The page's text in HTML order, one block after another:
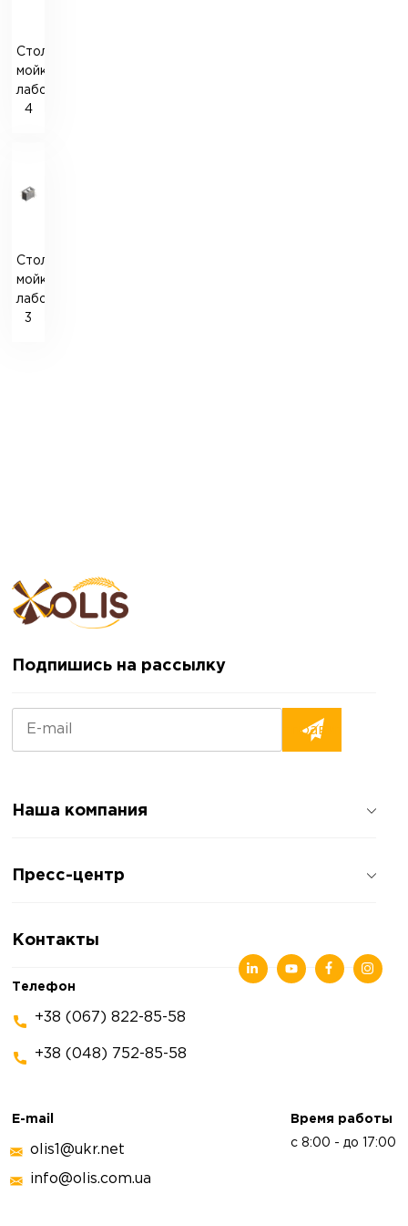
Стол-
мойка
лабораторная
4
Стол-
мойка
лабораторная
3
Подпишись на рассылку
Наша компания
Отзывы о компании
Пресс-центр
Статьи
Контакты
Телефон
+38 (067) 822-85-58
+38 (048) 752-85-58
E-mail
olis1@ukr.net
info@olis.com.ua
Время работы
с 8:00 - до 17:00